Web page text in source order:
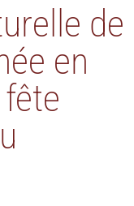
de
en